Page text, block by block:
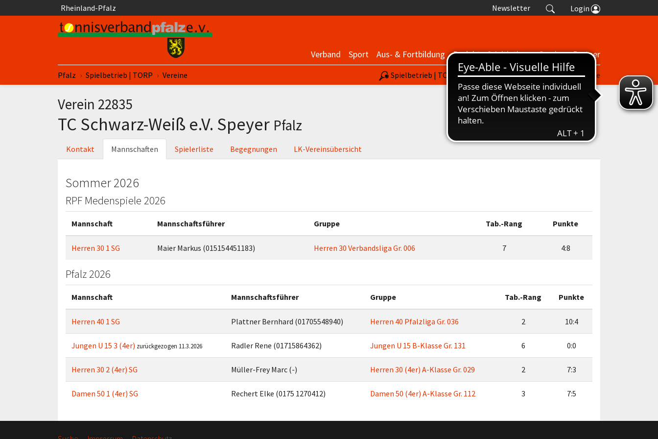
Springe zum SeiteninhaltRheinland-Pfalz Newsletter Login
Verband Sport Aus- & Fortbildung Projekte & Initiativen Service Partner
Spielbetrieb | TORP nuScore Turniere Termine
Sie sind hier:
Pfalz Spielbetrieb | TORP Vereine
Verein 22835
TC Schwarz-Weiß e.V. Speyer Pfalz
Kontakt Mannschaften Spielerliste Begegnungen LK-Vereinsübersicht
Sommer 2026
RPF Medenspiele 2026
Mannschaft Mannschaftsführer Gruppe Tab.-Rang Punkte
Herren 30 1 SG Maier Markus (015154451183) Herren 30 Verbandsliga Gr. 006 7 4:8
Pfalz 2026
Mannschaft Mannschaftsführer Gruppe Tab.-Rang Punkte
Herren 40 1 SG Plattner Bernhard (01705548940) Herren 40 Pfalzliga Gr. 036 2 10:4
Jungen U 15 3 (4er) zurückgezogen 11.3.2026 Radler Rene (01715864362) Jungen U 15 B-Klasse Gr. 131 6 0:0
Herren 30 2 (4er) SG Müller-Frey Marc (-) Herren 30 (4er) A-Klasse Gr. 029 2 7:3
Damen 50 1 (4er) SG Rechert Elke (0175 1270412) Damen 50 (4er) A-Klasse Gr. 112 3 7:5